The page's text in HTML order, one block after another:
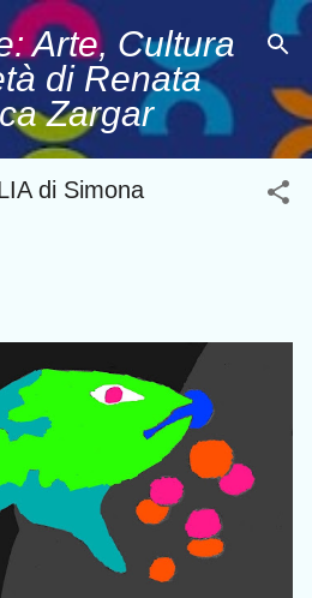
contenuti principali
Arte, Cultura
di Renata
Zargar
di Simona